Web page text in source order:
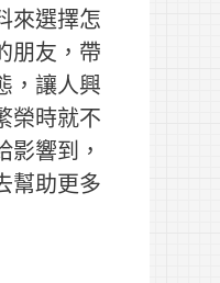
來選擇怎
朋友，帶
，讓人興
榮時就不
影響到，
幫助更多